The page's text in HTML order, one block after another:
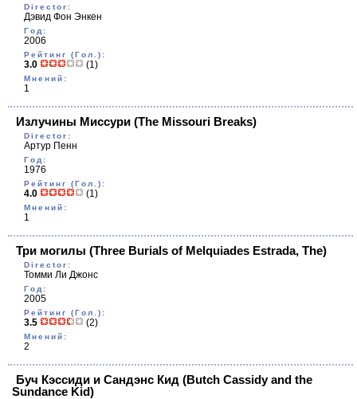
Director:
Дэвид Фон Энкен
Год:
2006
Рейтинг (Гол.):
3.0 (1)
Мнений:
1
Излучины Миссури (The Missouri Breaks)
Director:
Артур Пенн
Год:
1976
Рейтинг (Гол.):
4.0 (1)
Мнений:
1
Три могилы (Three Burials of Melquiades Estrada, The)
Director:
Томми Ли Джонс
Год:
2005
Рейтинг (Гол.):
3.5 (2)
Мнений:
2
Буч Кэссиди и Сандэнс Кид (Butch Cassidy and the
Sundance Kid)